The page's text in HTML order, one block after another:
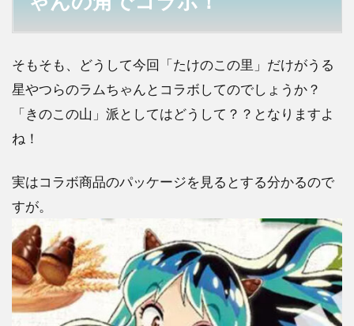
そもそも、どうして今回「たけのこの里」だけがうる
星やつらのラムちゃんとコラボしてのでしょうか？
「きのこの山」派としてはどうして？？となりますよ
ね！
実はコラボ商品のパッケージを見るとする分かるので
すが。